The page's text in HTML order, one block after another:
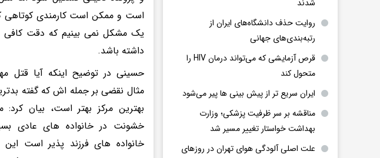
است و ممکن است کارمندی کوتاهی
یک مشکل نمی بینیم که دقت
داشته باشد.
حسینی در توضیح اینکه آیا قتل
مثال نقضی بر جمله اش که گفته
بهترین مرکز بهتر است، بیان کرد:
خشونت در خانواده های عادی
خانواده های فرزند پذیر است
شدند
روایت حذف دانشگاه‌های ایران از
رتبه‌بندی‌های جهانی
قرص آزمایشی که می‌تواند درمان HIV را
متحول کند
ایران سریع تر از پیش بینی ها پیر می‌شود
مناقشه بر سر ظرفیت پزشکی؛ وزارت
بهداشت خواستار تغییر مسیر شد
علت اصلی آلودگی هوای تهران در روزهای